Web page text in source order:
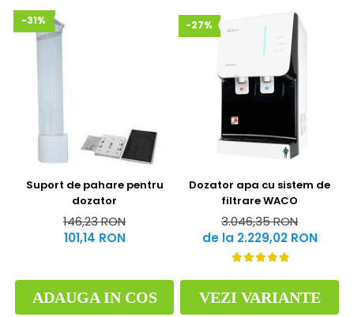
-31%
Suport de pahare pentru
dozator
146,23 RON
101,14 RON
ADAUGA IN COS
-27%
Dozator apa cu sistem de
filtrare WACO
3.046,35 RON
de la 2.229,02 RON
VEZI VARIANTE